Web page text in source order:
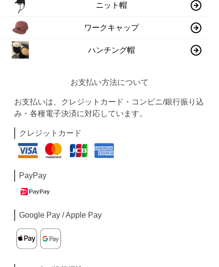
ニット帽
ワークキャップ
ハンチング帽
お支払い方法について
お支払いは、クレジットカード・コンビニ/銀行振り込
み・各種電子決済に対応しています。
クレジットカード
PayPay
Google Pay / Apple Pay